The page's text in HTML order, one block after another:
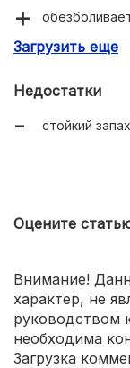
помогает
Загрузить еще
Недостатки
стойкий
Оцените
Внимание!
характер, не
руководством
необходима
Загрузка